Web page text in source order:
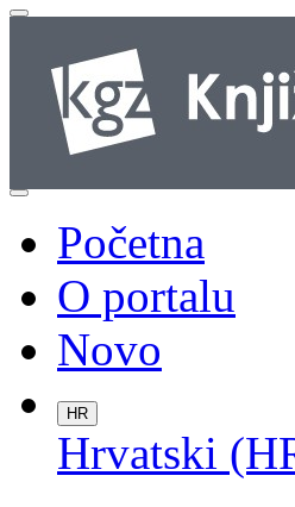
Početna
O portalu
Novo
HR
Hrvatski